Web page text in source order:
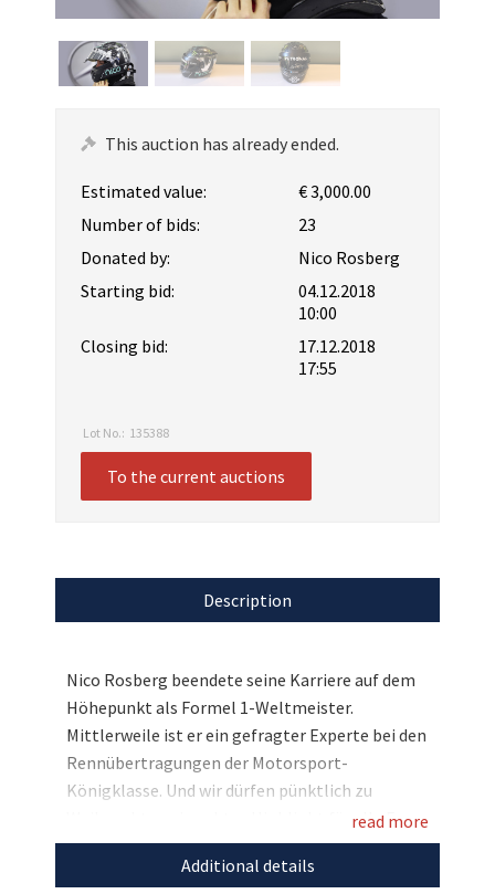
This auction has already ended.
Estimated value:
€ 3,000.00
Number of bids:
23
Donated by:
Nico Rosberg
Starting bid:
04.12.2018
10:00
Closing bid:
17.12.2018
17:55
Lot No.: 135388
To the current auctions
Description
Nico Rosberg beendete seine Karriere auf dem
Höhepunkt als Formel 1-Weltmeister.
Mittlerweile ist er ein gefragter Experte bei den
Rennübertragungen der Motorsport-
Königklasse. Und wir dürfen pünktlich zu
Weihnachten ein echtes Highlight für alle Fans
versteigern: Nico Rosberg stellt ein Replika
seines Original Weltmeister-Rennhelms zur
read more
Additional details